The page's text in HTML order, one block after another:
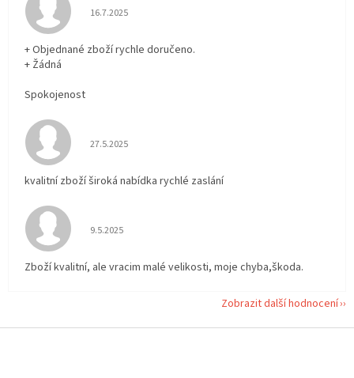
Hodnocení obchodu je 5 z 5 hvězdiček.
16.7.2025
+ Objednané zboží rychle doručeno.
+ Žádná
Spokojenost
Hodnocení obchodu je 5 z 5 hvězdiček.
27.5.2025
kvalitní zboží široká nabídka rychlé zaslání
Hodnocení obchodu je 5 z 5 hvězdiček.
9.5.2025
Zboží kvalitní, ale vracim malé velikosti, moje chyba,škoda.
Zobrazit další hodnocení